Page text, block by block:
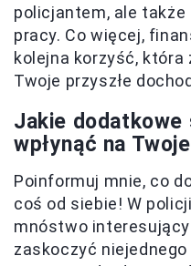
policjantem, ale
pracy. Co więcej,
kolejna korzyść, która
Twoje przyszłe
Jakie dodatkowe
wpłynąć na
Poinformuj mnie, co
coś od siebie! W
mnóstwo
zaskoczyć